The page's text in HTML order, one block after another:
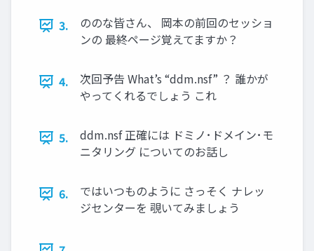
3.
ののな皆さん、 岡本の前回のセッショ
ンの 最終ページ覚えてますか？
4.
次回予告 What’s “ddm.nsf” ？ 誰かが
やってくれるでしょう これ
5.
ddm.nsf 正確には ドミノ･ドメイン･モ
ニタリング についてのお話し
6.
ではいつものように さっそく ナレッ
ジセンターを 覗いてみましょう